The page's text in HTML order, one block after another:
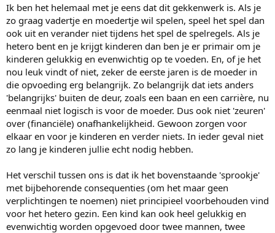
Ik ben het helemaal met je eens dat dit gekkenwerk is. Als je
zo graag vadertje en moedertje wil spelen, speel het spel dan
ook uit en verander niet tijdens het spel de spelregels. Als je
hetero bent en je krijgt kinderen dan ben je er primair om je
kinderen gelukkig en evenwichtig op te voeden. En, of je het
nou leuk vindt of niet, zeker de eerste jaren is de moeder in
die opvoeding erg belangrijk. Zo belangrijk dat iets anders
'belangrijks' buiten de deur, zoals een baan en een carrière, nu
eenmaal niet logisch is voor de moeder. Dus ook niet 'zeuren'
over (financiële) onafhankelijkheid. Gewoon zorgen voor
elkaar en voor je kinderen en verder niets. In ieder geval niet
zo lang je kinderen jullie echt nodig hebben.
Het verschil tussen ons is dat ik het bovenstaande 'sprookje'
met bijbehorende consequenties (om het maar geen
verplichtingen te noemen) niet principieel voorbehouden vind
voor het hetero gezin. Een kind kan ook heel gelukkig en
evenwichtig worden opgevoed door twee mannen, twee